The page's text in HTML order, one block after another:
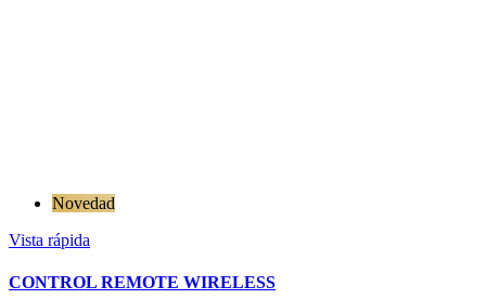
Novedad
Vista rápida
CONTROL REMOTE WIRELESS